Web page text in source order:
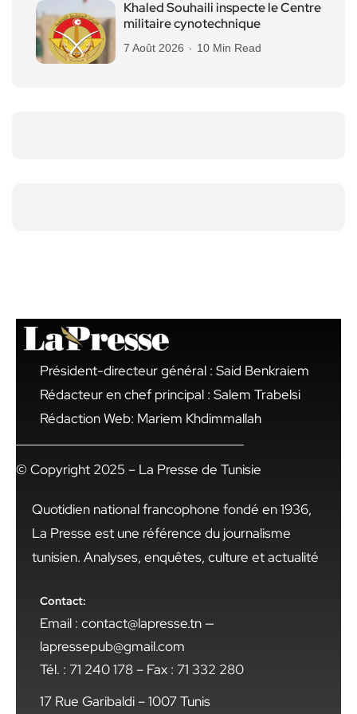
Khaled Souhaili inspecte le Centre
militaire cynotechnique
7 Août 2026 10 Min Read
Président-directeur général : Said Benkraiem
Rédacteur en chef principal : Salem Trabelsi
Rédaction Web: Mariem Khdimmallah
© Copyright 2025 – La Presse de Tunisie
Quotidien national francophone fondé en 1936,
La Presse est une référence du journalisme
tunisien. Analyses, enquêtes, culture et actualité
Contact:
Email : contact@lapresse.tn —
lapressepub@gmail.com
Tél. : 71 240 178 – Fax : 71 332 280
17 Rue Garibaldi – 1007 Tunis